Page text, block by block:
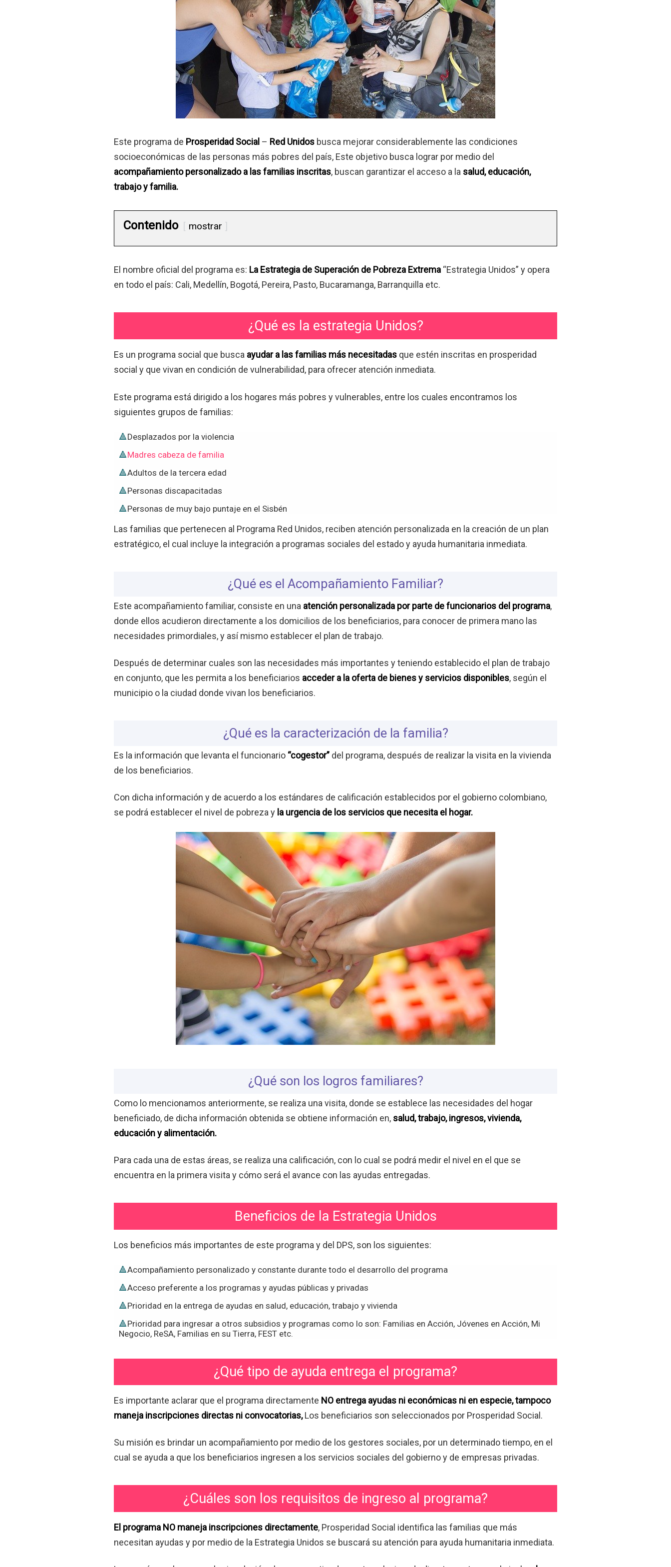
Este programa de Prosperidad Social – Red Unidos busca mejorar considerablemente las condiciones
socioeconómicas de las personas más pobres del país, Este objetivo busca lograr por medio del
acompañamiento personalizado a las familias inscritas, buscan garantizar el acceso a la salud, educación,
trabajo y familia.
Contenido mostrar
El nombre oficial del programa es: La Estrategia de Superación de Pobreza Extrema “Estrategia Unidos” y opera
en todo el país: Cali, Medellín, Bogotá, Pereira, Pasto, Bucaramanga, Barranquilla etc.
¿Qué es la estrategia Unidos?
Es un programa social que busca ayudar a las familias más necesitadas que estén inscritas en prosperidad
social y que vivan en condición de vulnerabilidad, para ofrecer atención inmediata.
Este programa está dirigido a los hogares más pobres y vulnerables, entre los cuales encontramos los
siguientes grupos de familias:
Desplazados por la violencia
Madres cabeza de familia
Adultos de la tercera edad
Personas discapacitadas
Personas de muy bajo puntaje en el Sisbén
Las familias que pertenecen al Programa Red Unidos, reciben atención personalizada en la creación de un plan
estratégico, el cual incluye la integración a programas sociales del estado y ayuda humanitaria inmediata.
¿Qué es el Acompañamiento Familiar?
Este acompañamiento familiar, consiste en una atención personalizada por parte de funcionarios del programa,
donde ellos acudieron directamente a los domicilios de los beneficiarios, para conocer de primera mano las
necesidades primordiales, y así mismo establecer el plan de trabajo.
Después de determinar cuales son las necesidades más importantes y teniendo establecido el plan de trabajo
en conjunto, que les permita a los beneficiarios acceder a la oferta de bienes y servicios disponibles, según el
municipio o la ciudad donde vivan los beneficiarios.
¿Qué es la caracterización de la familia?
Es la información que levanta el funcionario “cogestor” del programa, después de realizar la visita en la vivienda
de los beneficiarios.
Con dicha información y de acuerdo a los estándares de calificación establecidos por el gobierno colombiano,
se podrá establecer el nivel de pobreza y la urgencia de los servicios que necesita el hogar.
¿Qué son los logros familiares?​
Como lo mencionamos anteriormente, se realiza una visita, donde se establece las necesidades del hogar
beneficiado, de dicha información obtenida se obtiene información en, salud, trabajo, ingresos, vivienda,
educación y alimentación.
Para cada una de estas áreas, se realiza una calificación, con lo cual se podrá medir el nivel en el que se
encuentra en la primera visita y cómo será el avance con las ayudas entregadas.
Beneficios de la Estrategia Unidos
Los beneficios más importantes de este programa y del DPS, son los siguientes:
Acompañamiento personalizado y constante durante todo el desarrollo del programa
Acceso preferente a los programas y ayudas públicas y privadas
Prioridad en la entrega de ayudas en salud, educación, trabajo y vivienda
Prioridad para ingresar a otros subsidios y programas como lo son: Familias en Acción, Jóvenes en Acción, Mi
Negocio, ReSA, Familias en su Tierra, FEST etc.
¿Qué tipo de ayuda entrega el programa?​​
Es importante aclarar que el programa directamente NO entrega ayudas ni económicas ni en especie, tampoco
maneja inscripciones directas ni convocatorias,Los beneficiarios son seleccionados por Prosperidad Social.
Su misión es brindar un acompañamiento por medio de los gestores sociales, por un determinado tiempo, en el
cual se ayuda a que los beneficiarios ingresen a los servicios sociales del gobierno y de empresas privadas.
¿Cuáles son los requisitos de ingreso al programa?
El programa NO maneja inscripciones directamente, Prosperidad Social identifica las familias que más
necesitan ayudas y por medio de la Estrategia Unidos se buscará su atención para ayuda humanitaria inmediata.